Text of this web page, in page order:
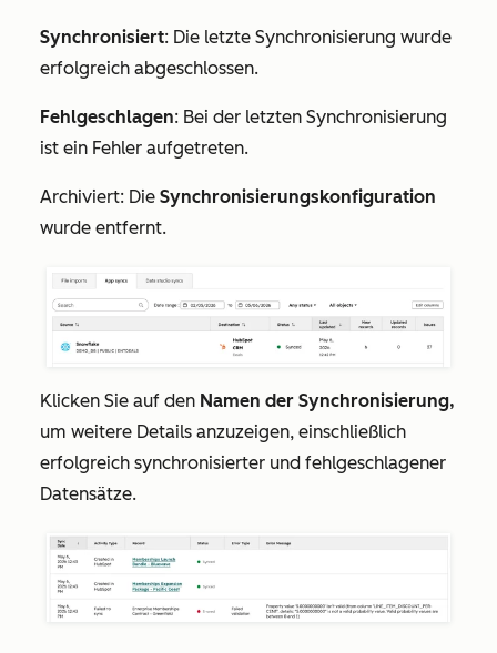
Synchronisiert: Die letzte Synchronisierung wurde
erfolgreich abgeschlossen.
Fehlgeschlagen: Bei der letzten Synchronisierung
ist ein Fehler aufgetreten.
Archiviert: Die Synchronisierungskonfiguration
wurde entfernt.
Klicken Sie auf den Namen der Synchronisierung,
um weitere Details anzuzeigen, einschließlich
erfolgreich synchronisierter und fehlgeschlagener
Datensätze.